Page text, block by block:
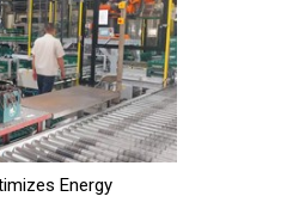
Energy